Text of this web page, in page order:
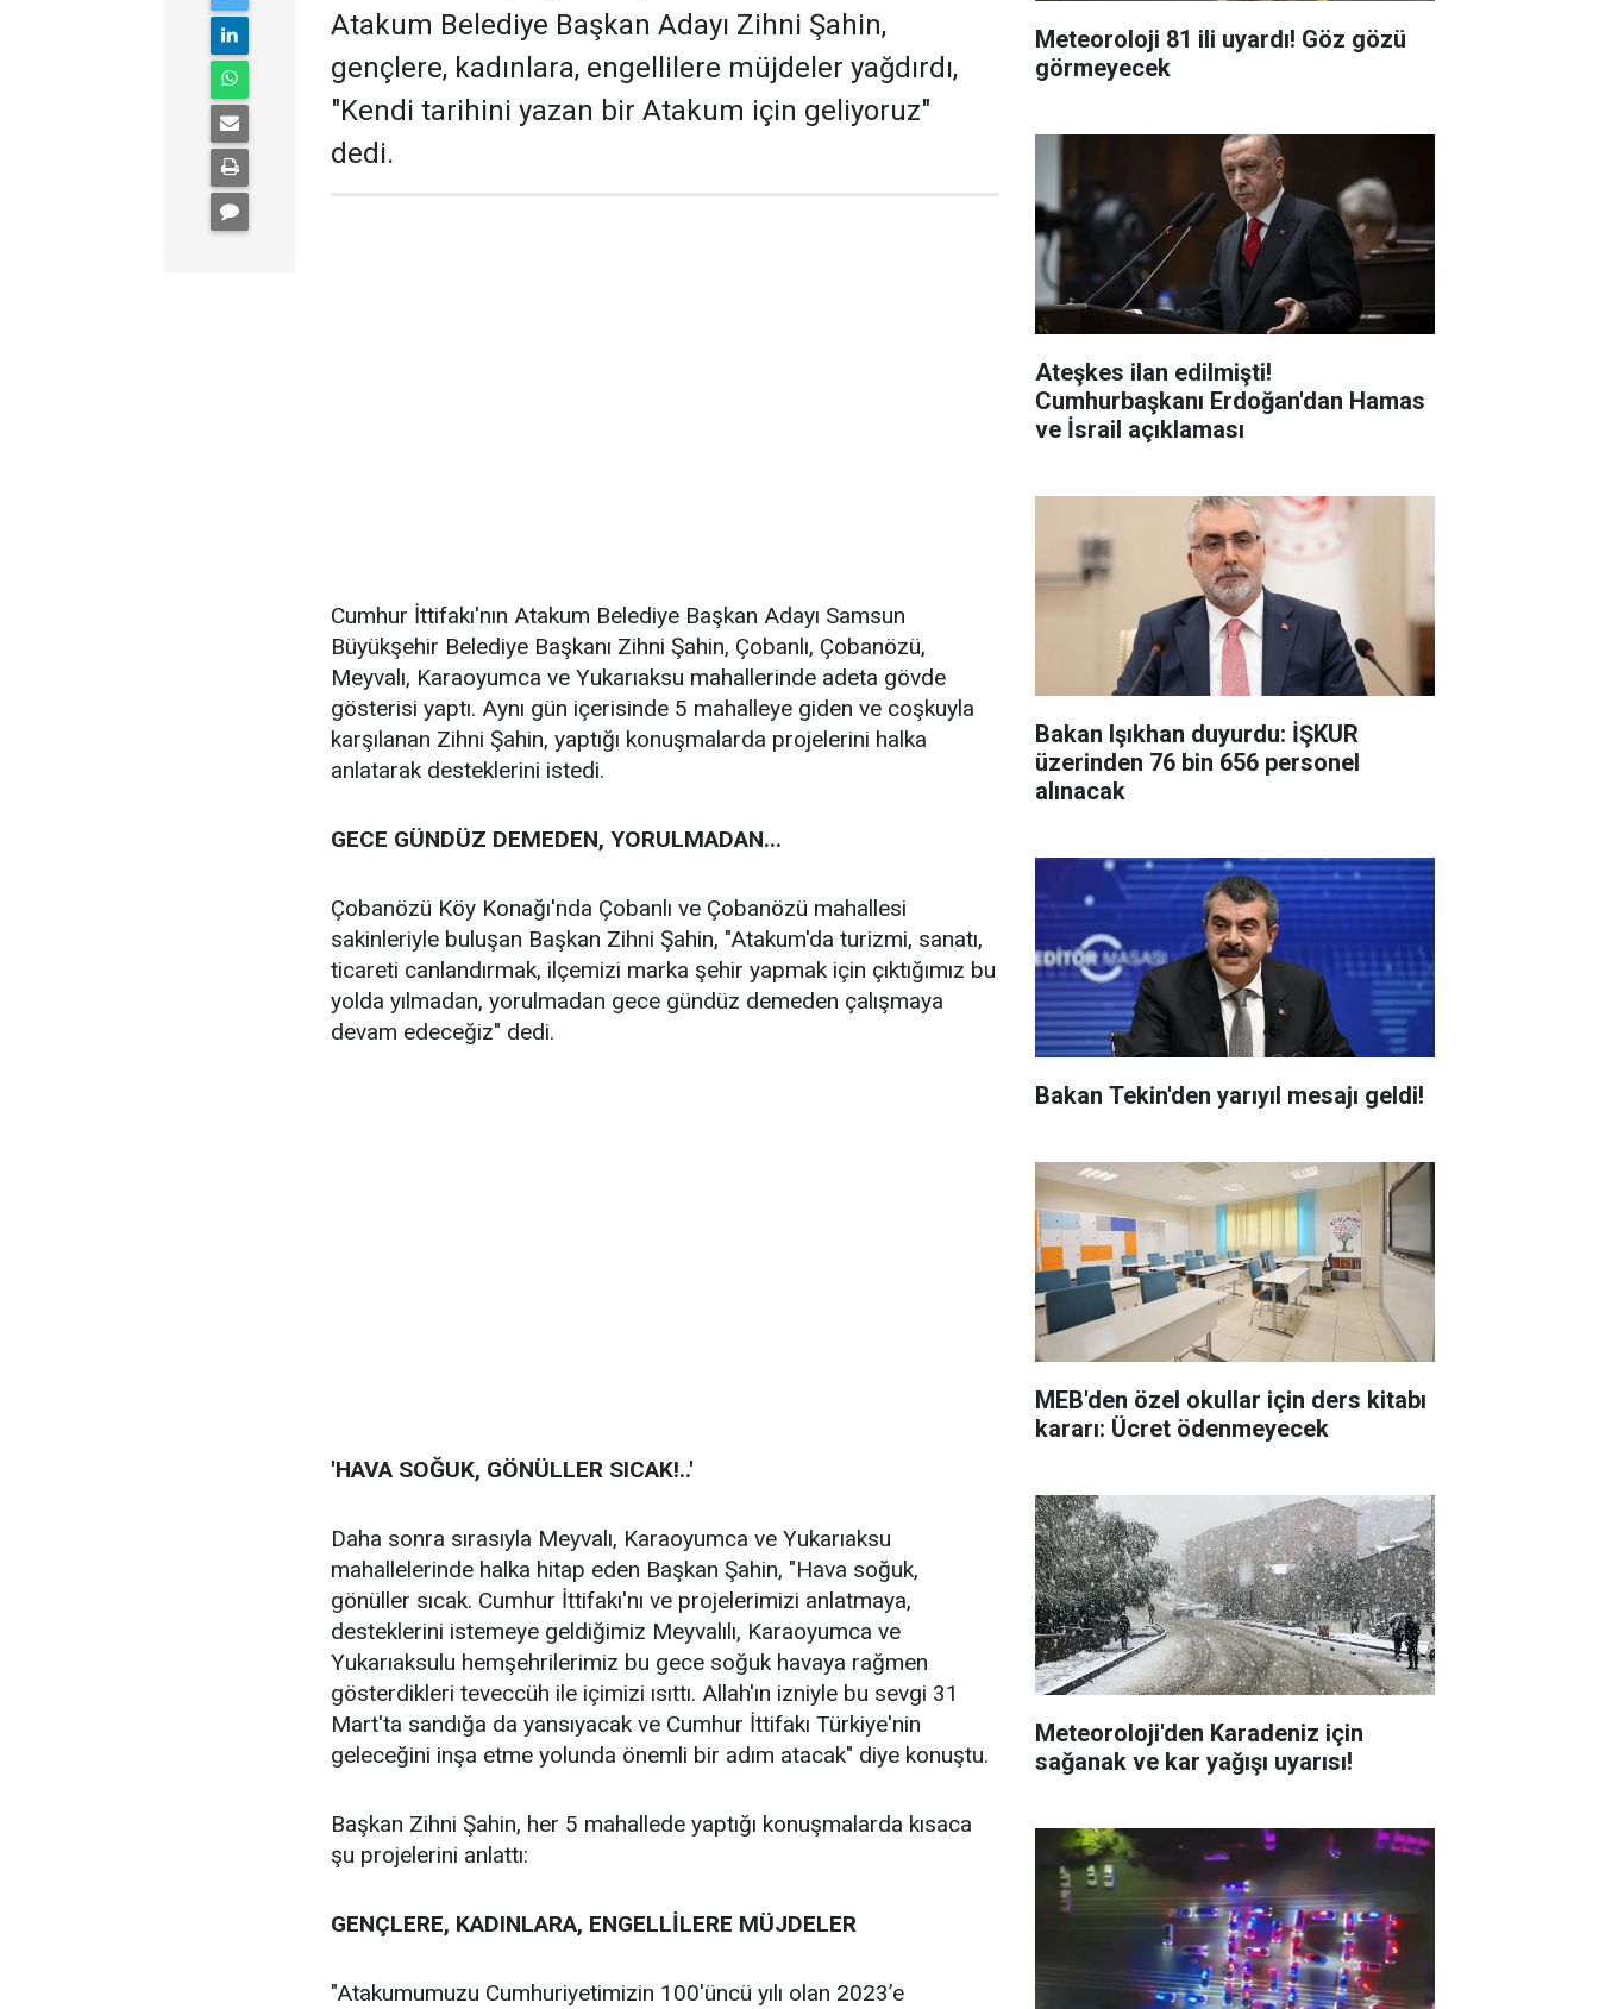
Atakum Belediye Başkan Adayı Zihni Şahin,
gençlere, kadınlara, engellilere müjdeler yağdırdı,
"Kendi tarihini yazan bir Atakum için geliyoruz"
dedi.
Cumhur İttifakı'nın Atakum Belediye Başkan Adayı Samsun
Büyükşehir Belediye Başkanı Zihni Şahin, Çobanlı, Çobanözü,
Meyvalı, Karaoyumca ve Yukarıaksu mahallerinde adeta gövde
gösterisi yaptı. Aynı gün içerisinde 5 mahalleye giden ve coşkuyla
karşılanan Zihni Şahin, yaptığı konuşmalarda projelerini halka
anlatarak desteklerini istedi.
GECE GÜNDÜZ DEMEDEN, YORULMADAN...
Çobanözü Köy Konağı'nda Çobanlı ve Çobanözü mahallesi
sakinleriyle buluşan Başkan Zihni Şahin, "Atakum'da turizmi, sanatı,
ticareti canlandırmak, ilçemizi marka şehir yapmak için çıktığımız bu
yolda yılmadan, yorulmadan gece gündüz demeden çalışmaya
devam edeceğiz" dedi.
'HAVA SOĞUK, GÖNÜLLER SICAK!..'
Daha sonra sırasıyla Meyvalı, Karaoyumca ve Yukarıaksu
mahallelerinde halka hitap eden Başkan Şahin, "Hava soğuk,
gönüller sıcak. Cumhur İttifakı'nı ve projelerimizi anlatmaya,
desteklerini istemeye geldiğimiz Meyvalılı, Karaoyumca ve
Yukarıaksulu hemşehrilerimiz bu gece soğuk havaya rağmen
gösterdikleri teveccüh ile içimizi ısıttı. Allah'ın izniyle bu sevgi 31
Mart'ta sandığa da yansıyacak ve Cumhur İttifakı Türkiye'nin
geleceğini inşa etme yolunda önemli bir adım atacak" diye konuştu.
Başkan Zihni Şahin, her 5 mahallede yaptığı konuşmalarda kısaca
şu projelerini anlattı:
GENÇLERE, KADINLARA, ENGELLİLERE MÜJDELER
"Atakumumuzu Cumhuriyetimizin 100'üncü yılı olan 2023’e
Meteoroloji 81 ili uyardı! Göz gözü
görmeyecek
Ateşkes ilan edilmişti!
Cumhurbaşkanı Erdoğan'dan Hamas
ve İsrail açıklaması
Bakan Işıkhan duyurdu: İŞKUR
üzerinden 76 bin 656 personel
alınacak
Bakan Tekin'den yarıyıl mesajı geldi!
MEB'den özel okullar için ders kitabı
kararı: Ücret ödenmeyecek
Meteoroloji'den Karadeniz için
sağanak ve kar yağışı uyarısı!